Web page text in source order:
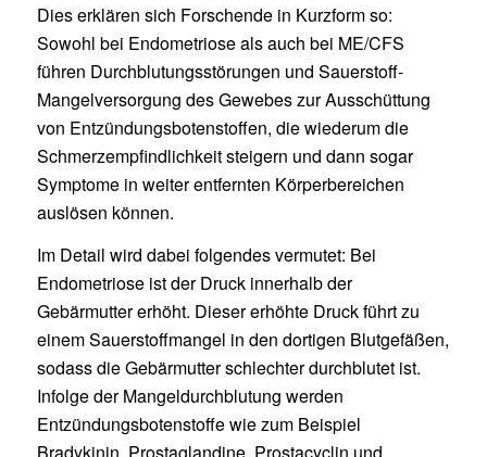
Dies erklären sich Forschende in Kurzform so:
Sowohl bei Endometriose als auch bei ME/CFS
führen Durchblutungsstörungen und Sauerstoff-
Mangelversorgung des Gewebes zur Ausschüttung
von Entzündungsbotenstoffen, die wiederum die
Schmerzempfindlichkeit steigern und dann sogar
Symptome in weiter entfernten Körperbereichen
auslösen können.
Im Detail wird dabei folgendes vermutet: Bei
Endometriose ist der Druck innerhalb der
Gebärmutter erhöht. Dieser erhöhte Druck führt zu
einem Sauerstoffmangel in den dortigen Blutgefäßen,
sodass die Gebärmutter schlechter durchblutet ist.
Infolge der Mangeldurchblutung werden
Entzündungsbotenstoffe wie zum Beispiel